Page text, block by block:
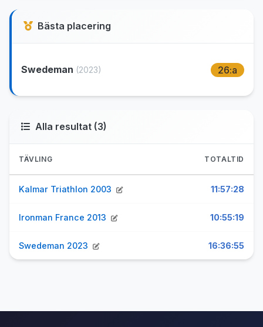
Bästa placering
Swedeman (2023) 26:a
Alla resultat (3)
TÄVLING TOTALTID
Kalmar Triathlon 2003 11:57:28
Ironman France 2013 10:55:19
Swedeman 2023 16:36:55